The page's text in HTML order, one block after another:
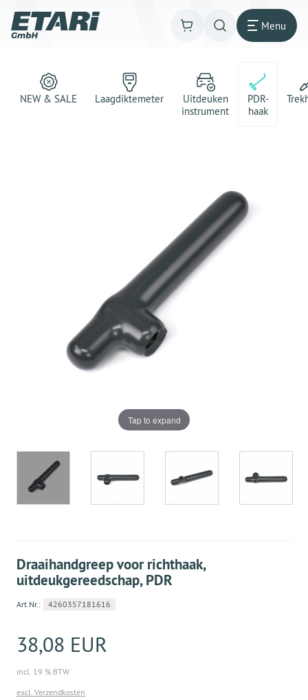
Menu
NEW & SALE Laagdiktemeter
Uitdeuken
instrument
PDR-
haak
Tap to expand
Draaihandgreep voor richthaak,
uitdeukgereedschap, PDR
Art.Nr.: 4260357181616
38,08 EUR
incl. 19 % BTW
excl. Verzendkosten